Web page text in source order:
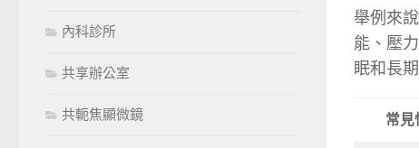
舉例來
能、壓
眠和長
常見
內科診所
共享辦公室
共軛焦顯微鏡